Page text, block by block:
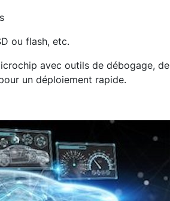
ou flash, etc.
avec outils de débogage, de
un déploiement rapide.